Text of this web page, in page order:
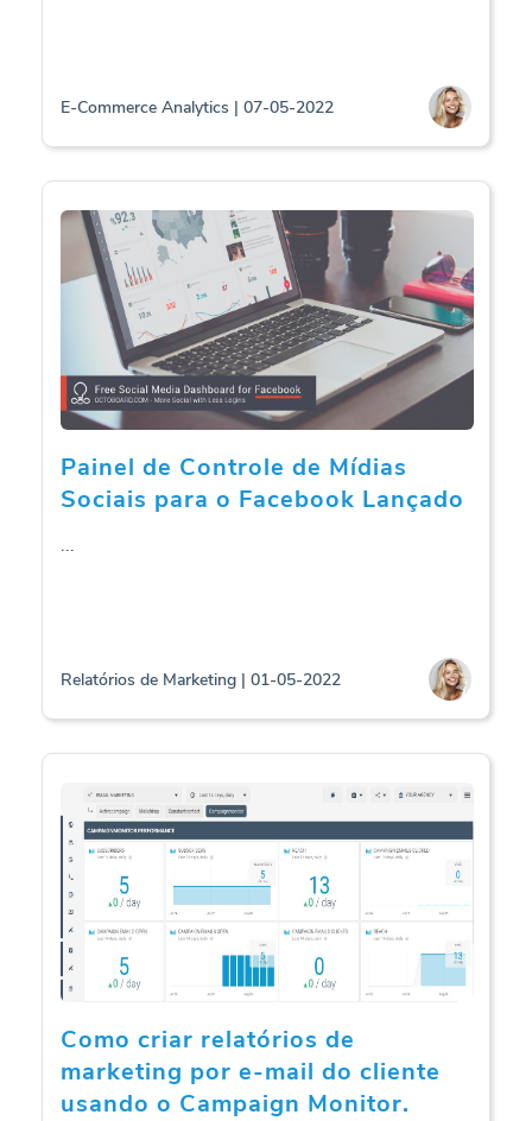
E-Commerce Analytics | 07-05-2022
Painel de Controle de Mídias
Sociais para o Facebook Lançado
...
Relatórios de Marketing | 01-05-2022
Como criar relatórios de
marketing por e-mail do cliente
usando o Campaign Monitor.